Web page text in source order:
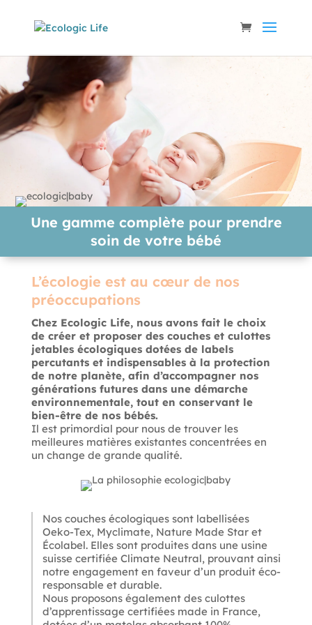
Une gamme complète pour prendre
soin de votre bébé
L’écologie est au cœur de nos
préoccupations
Chez Ecologic Life, nous avons fait le choix
de créer et proposer des couches et culottes
jetables écologiques dotées de labels
percutants et indispensables à la protection
de notre planète, afin d’accompagner nos
générations futures dans une démarche
environnementale, tout en conservant le
bien-être de nos bébés.
Il est primordial pour nous de trouver les
meilleures matières existantes concentrées en
un change de grande qualité.
Nos couches écologiques sont labellisées
Oeko-Tex, Myclimate, Nature Made Star et
Écolabel. Elles sont produites dans une usine
suisse certifiée Climate Neutral, prouvant ainsi
notre engagement en faveur d’un produit éco-
responsable et durable.
Nous proposons également des culottes
d’apprentissage certifiées made in France,